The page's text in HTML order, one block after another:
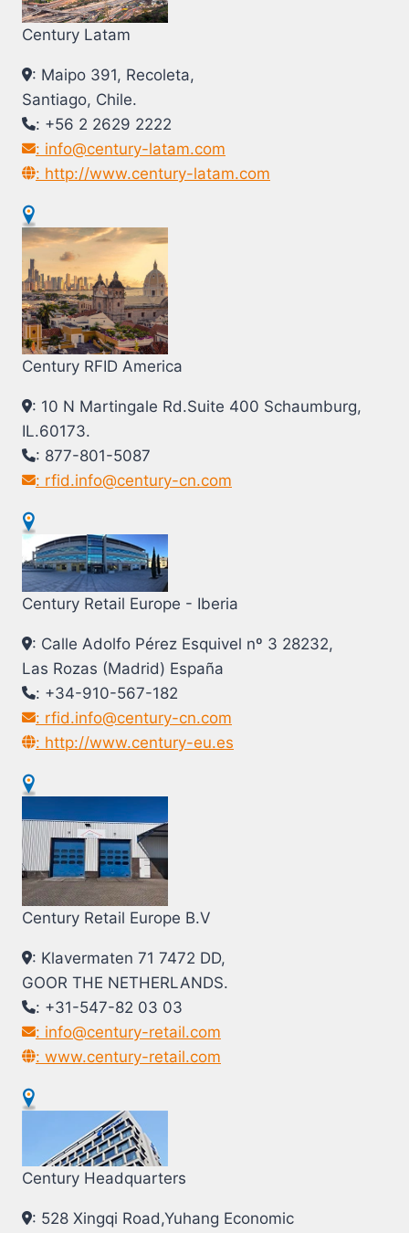
Century Latam
: Maipo 391, Recoleta,
Santiago, Chile.
: +56 2 2629 2222
: info@century-latam.com
: http://www.century-latam.com
Century RFID America
: 10 N Martingale Rd.Suite 400 Schaumburg,
IL.60173.
: 877-801-5087
: rfid.info@century-cn.com
Century Retail Europe - Iberia
: Calle Adolfo Pérez Esquivel nº 3 28232,
Las Rozas (Madrid) España
: +34-910-567-182
: rfid.info@century-cn.com
: http://www.century-eu.es
Century Retail Europe B.V
: Klavermaten 71 7472 DD,
GOOR THE NETHERLANDS.
: +31-547-82 03 03
: info@century-retail.com
: www.century-retail.com
Century Headquarters
: 528 Xingqi Road,Yuhang Economic